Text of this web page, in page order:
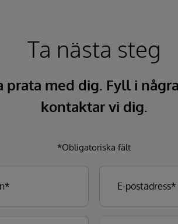
Ta nästa steg
prata med dig. Fyll i
kontaktar vi dig.
*Obligatoriska fält